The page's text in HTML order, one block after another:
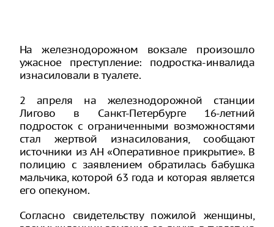
На железнодорожном вокзале произошло
ужасное преступление: подростка-инвалида
изнасиловали в туалете.
2 апреля на железнодорожной станции
Лигово в Санкт-Петербурге 16-летний
подросток с ограниченными возможностями
стал жертвой изнасилования, сообщают
источники из АН «Оперативное прикрытие». В
полицию с заявлением обратилась бабушка
мальчика, которой 63 года и которая является
его опекуном.
Согласно свидетельству пожилой женщины,